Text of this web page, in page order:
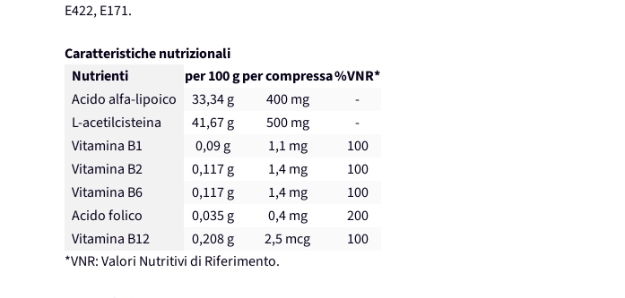
E422, E171.
Caratteristiche nutrizionali
Nutrienti
per 100 gper compressa%VNR*
Acido alfa-lipoico
33,34 g 400 mg
-
L-acetilcisteina
41,67 g 500 mg
-
Vitamina B1
0,09 g 1,1 mg
100
Vitamina B2
0,117 g 1,4 mg
100
Vitamina B6
0,117 g 1,4 mg
100
Acido folico
0,035 g 0,4 mg
200
Vitamina B12
0,208 g 2,5 mcg
100
*VNR: Valori Nutritivi di Riferimento.